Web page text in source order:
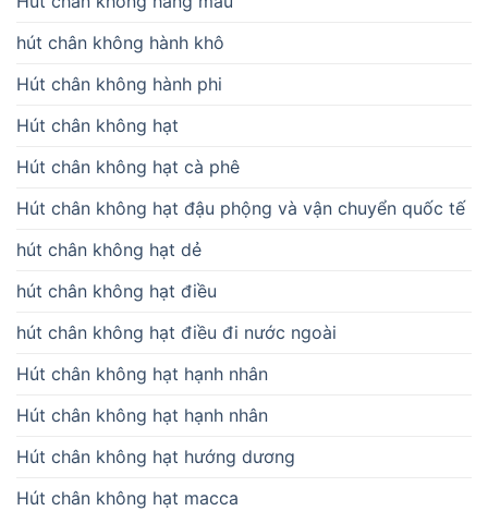
hút chân không hành khô
Hút chân không hành phi
Hút chân không hạt
Hút chân không hạt cà phê
Hút chân không hạt đậu phộng và vận chuyển quốc tế
hút chân không hạt dẻ
hút chân không hạt điều
hút chân không hạt điều đi nước ngoài
Hút chân không hạt hạnh nhân
Hút chân không hạt hạnh nhân
Hút chân không hạt hướng dương
Hút chân không hạt macca